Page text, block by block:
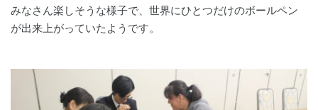
みなさん楽しそうな様子で、世界にひとつだけのボールペン
が出来上がっていたようです。